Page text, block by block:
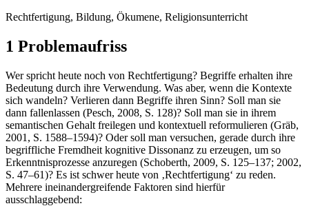
Rechtfertigung, Bildung, Ökumene, Religionsunterricht
1 Problemaufriss
Wer spricht heute noch von Rechtfertigung? Begriffe erhalten ihre
Bedeutung durch ihre Verwendung. Was aber, wenn die Kontexte
sich wandeln? Verlieren dann Begriffe ihren Sinn? Soll man sie
dann fallenlassen (Pesch, 2008, S. 128)? Soll man sie in ihrem
semantischen Gehalt freilegen und kontextuell reformulieren (Gräb,
2001, S. 1588–1594)? Oder soll man versuchen, gerade durch ihre
begriffliche Fremdheit kognitive Dissonanz zu erzeugen, um so
Erkenntnisprozesse anzuregen (Schoberth, 2009, S. 125–137; 2002,
S. 47–61)? Es ist schwer heute von ‚Rechtfertigung‘ zu reden.
Mehrere ineinandergreifende Faktoren sind hierfür
ausschlaggebend: